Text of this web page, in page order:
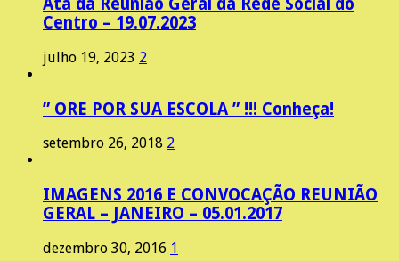
Ata da Reunião Geral da Rede Social do
Centro – 19.07.2023
julho 19, 2023 2
” ORE POR SUA ESCOLA ” !!! Conheça!
setembro 26, 2018 2
IMAGENS 2016 E CONVOCAÇÃO REUNIÃO
GERAL – JANEIRO – 05.01.2017
dezembro 30, 2016 1